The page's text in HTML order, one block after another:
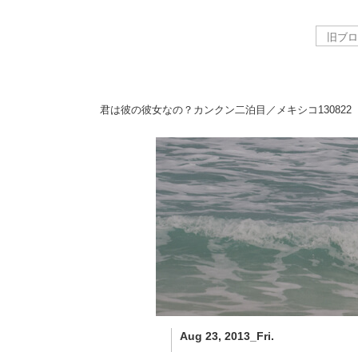
君は彼の彼女なの？カンクン二泊目／メキシコ 130822
Aug 23, 2013_Fri.